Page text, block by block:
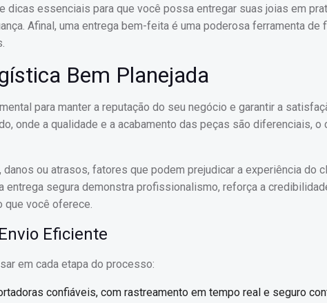
dicas essenciais para que você possa entregar suas joias em
Afinal, uma entrega bem-feita é uma poderosa ferramenta de
Bem Planejada
para manter a reputação do seu negócio e garantir a
onde a qualidade e a acabamento das peças são diferenciais, o
ou atrasos, fatores que podem prejudicar a experiência do
segura demonstra profissionalismo, reforça a
que você oferece.
Eficiente
em cada etapa do processo:
confiáveis, com rastreamento em tempo real e seguro